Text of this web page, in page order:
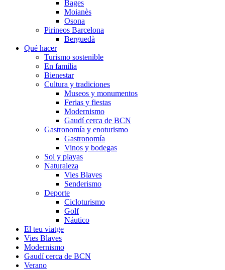
Bages
Moianès
Osona
Pirineos Barcelona
Berguedà
Qué hacer
Turismo sostenible
En familia
Bienestar
Cultura y tradiciones
Museos y monumentos
Ferias y fiestas
Modernismo
Gaudí cerca de BCN
Gastronomía y enoturismo
Gastronomía
Vinos y bodegas
Sol y playas
Naturaleza
Vies Blaves
Senderismo
Deporte
Cicloturismo
Golf
Náutico
El teu viatge
Vies Blaves
Modernismo
Gaudí cerca de BCN
Verano